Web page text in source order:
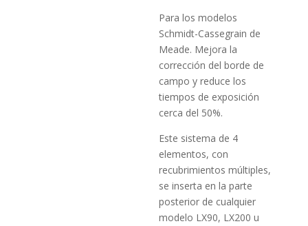
Para los modelos
Schmidt-Cassegrain de
Meade. Mejora la
corrección del borde de
campo y reduce los
tiempos de exposición
cerca del 50%.
Este sistema de 4
elementos, con
recubrimientos múltiples,
se inserta en la parte
posterior de cualquier
modelo LX90, LX200 u